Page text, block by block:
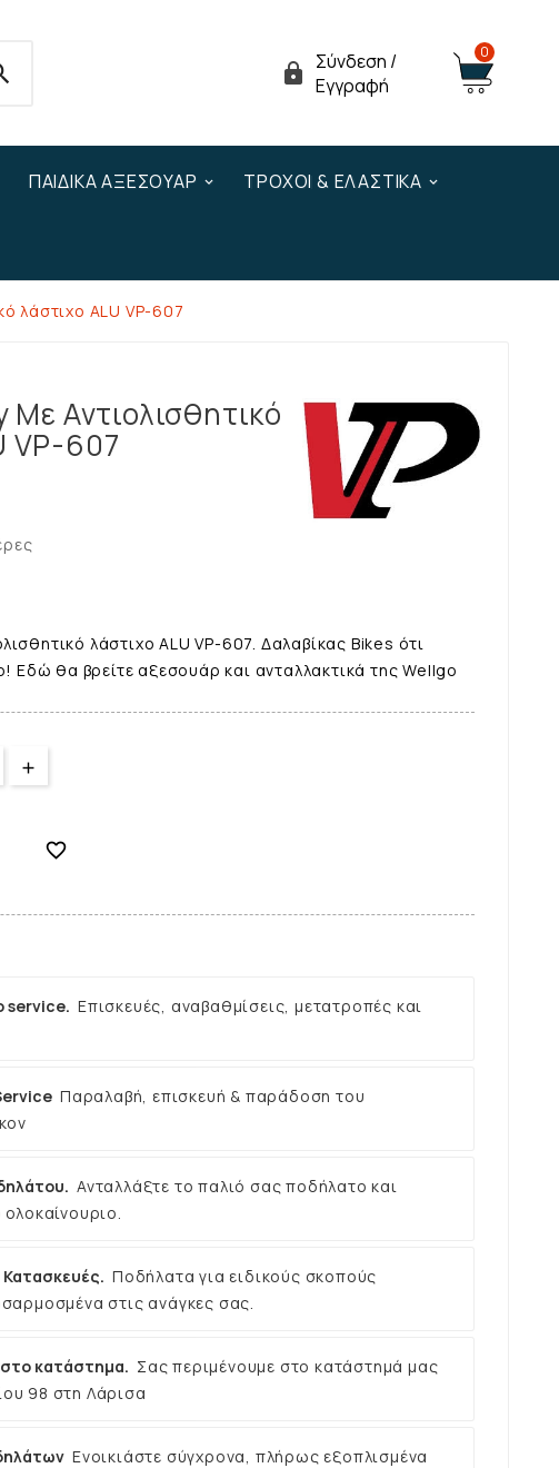
 Σύνδεση /
Εγγραφή
0
ΠΑΙΔΙΚΆ ΑΞΕΣΟΥΆΡ ΤΡΟΧΟΊ & ΕΛΑΣΤΙΚΆ
λάστιχο ALU VP-607
Με Αντιολισθητικό
VP-607
λάστιχο ALU VP-607. Δαλαβίκας Bikes ότι
θα βρείτε αξεσουάρ και ανταλλακτικά της Wellgo

service. Επισκευές, αναβαθμίσεις, μετατροπές και
Παραλαβή, επισκευή & παράδοση του
Ανταλλάξτε το παλιό σας ποδήλατο και
Ποδήλατα για ειδικούς σκοπούς
στις ανάγκες σας.
στο κατάστημα. Σας περιμένουμε στο κατάστημά μας
98 στη Λάρισα
Ενοικιάστε σύγχρονα, πλήρως εξοπλισμένα